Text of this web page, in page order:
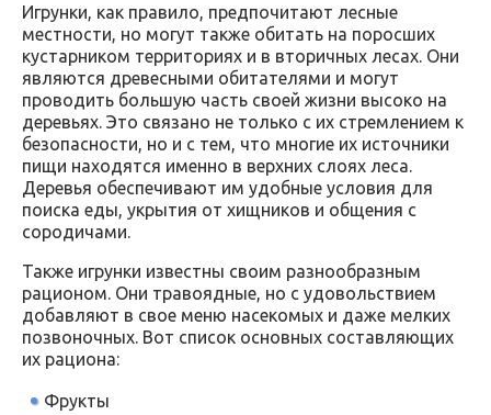
Игрунки, как правило, предпочитают лесные
местности, но могут также обитать на поросших
кустарником территориях и в вторичных лесах. Они
являются древесными обитателями и могут
проводить большую часть своей жизни высоко на
деревьях. Это связано не только с их стремлением к
безопасности, но и с тем, что многие их источники
пищи находятся именно в верхних слоях леса.
Деревья обеспечивают им удобные условия для
поиска еды, укрытия от хищников и общения с
сородичами.
Также игрунки известны своим разнообразным
рационом. Они травоядные, но с удовольствием
добавляют в свое меню насекомых и даже мелких
позвоночных. Вот список основных составляющих
их рациона:
Фрукты